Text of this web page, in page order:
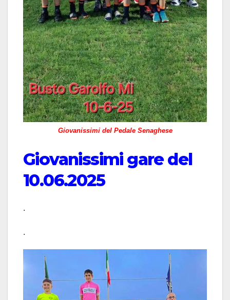
Giovanissimi del Pedale Senaghese
Giovanissimi gare del
10.06.2025
.
.